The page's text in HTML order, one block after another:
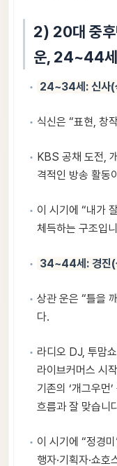
2) 20대 중후
운, 24~44
24~34세: 신사(
식신은 “표현, 창
KBS 공채 도전,
격적인 방송 활동
이 시기에 “내가
체득하는 구조입
34~44세: 경진(
상관 운은 “틀을
다.
라디오 DJ, 투맘
라이브커머스 시
기존의 ‘개그우먼
흐름과 잘 맞습니
이 시기에 “정경
행자·기획자·쇼